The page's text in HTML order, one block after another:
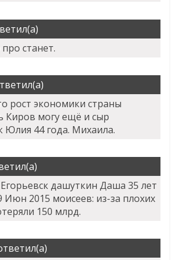
станет.
рост экономики страны
Киров могу ещё и сыр
44 года. Михаила.
дашуткин Даша 35 лет
Июн 2015 моисеев: из-за плохих
150 млрд.